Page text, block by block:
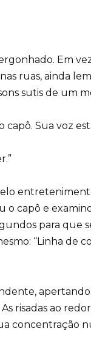
Em
ruas, ainda
sutis de um
capô. Sua voz
o capô e
para que
“Linha de
risadas ao
concentração